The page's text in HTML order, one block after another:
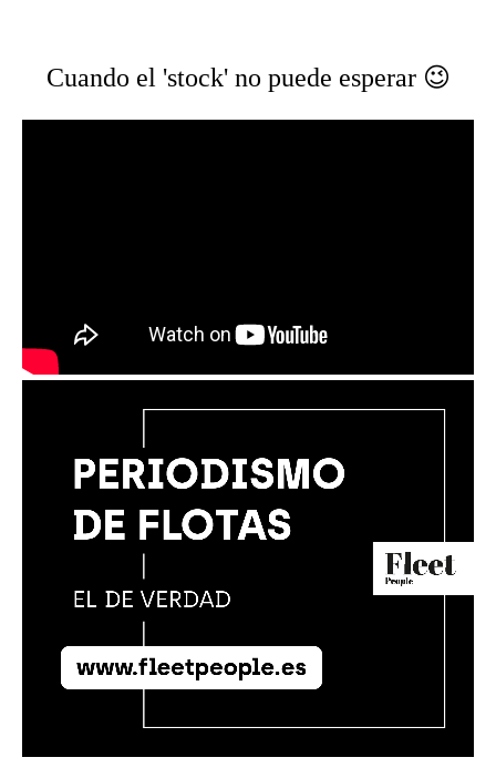
Cuando el 'stock' no puede esperar 😉